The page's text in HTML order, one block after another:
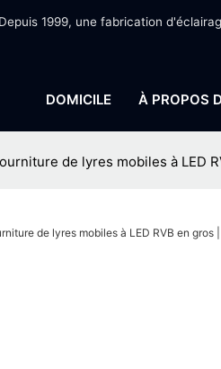
1999, une fabrication
DOMICILE À PROPOS
de lyres mobiles à LED